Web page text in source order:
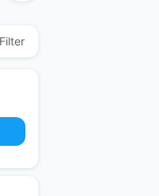
Filter